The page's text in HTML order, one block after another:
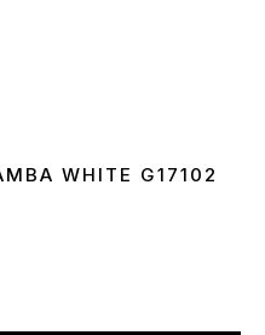
WHITE G17102